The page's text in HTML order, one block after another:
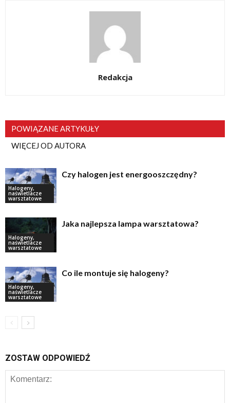
Redakcja
POWIĄZANE ARTYKUŁY
WIĘCEJ OD AUTORA
Halogeny,
naświetlacze
warsztatowe
Czy halogen jest energooszczędny?
Halogeny,
naświetlacze
warsztatowe
Jaka najlepsza lampa warsztatowa?
Halogeny,
naświetlacze
warsztatowe
Co ile montuje się halogeny?
ZOSTAW ODPOWIEDŹ